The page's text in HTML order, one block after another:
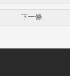
下一條: